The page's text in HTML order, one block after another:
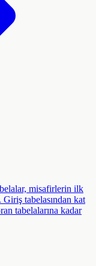
misafirlerin ilk
tabelasından kat
tabelalarına kadar